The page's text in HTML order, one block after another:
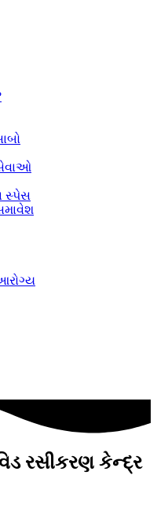
સ્પેસ
રસીકરણ કેન્દ્ર